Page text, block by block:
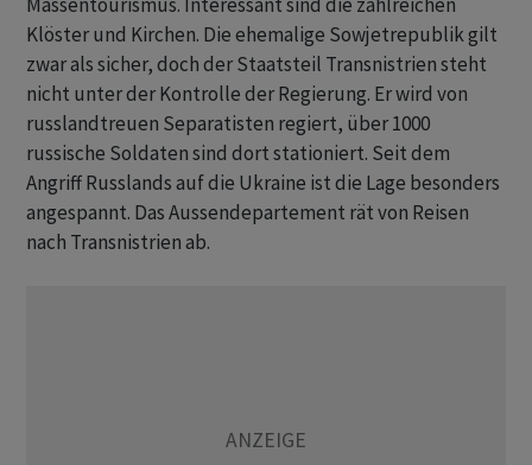
Klöster und Kirchen. Die ehemalige Sowjetrepublik gilt
zwar als sicher, doch der Staatsteil Transnistrien steht
nicht unter der Kontrolle der Regierung. Er wird von
russlandtreuen Separatisten regiert, über 1000
russische Soldaten sind dort stationiert. Seit dem
Angriff Russlands auf die Ukraine ist die Lage besonders
angespannt. Das Aussendepartement rät von Reisen
nach Transnistrien ab.